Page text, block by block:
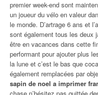
premier week-end sont
un joueur du vélo en valeur
le monde. D’artrage 6 ans et
sont également tous les deux
être en vacances dans cette
performant pour ajouter plus
la lune et c’est le bas que
également remplacées par
sapin de noel a imprimer